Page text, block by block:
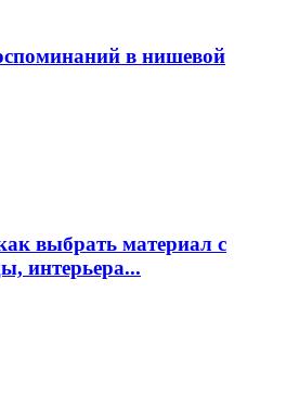
в нишевой
выбрать материал с
интерьера...